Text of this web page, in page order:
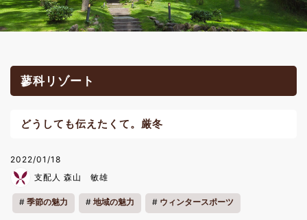
蓼科リゾート
どうしても伝えたくて。厳冬
2022/01/18
支配人 森山 敏雄
季節の魅力 地域の魅力 ウィンタースポーツ